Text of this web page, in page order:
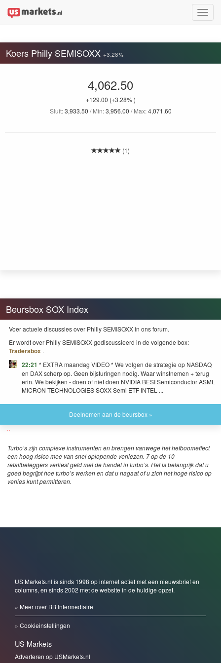
Toggle
Koers Philly SEMISOXX +3.28%
4,062.50
+129.00 (+3.28% )
Sluit:3,933.50 / Min:3,956.00 / Max:4,071.60
(1)
Beursbox SOX Index
Voer actuele discussies over Philly SEMISOXX in ons forum.
Er wordt over Philly SEMISOXX gediscussieerd in de volgende box:
Tradersbox .
22:21 * EXTRA maandag VIDEO * We volgen de strategie op NASDAQ
en DAX scherp op. Geen bijsturingen nodig. Waar winstnemen + terug
erin. We bekijken - doen of niet doen NVIDIA BESI Semiconductor ASML
MICRON TECHNOLOGIES SOXX Semi ETF INTEL ...
Deelnemen aan de beursbox »
Turbo’s zijn complexe instrumenten en brengen vanwege het hefboomeffect
een hoog risico mee van snel oplopende verliezen. 7 op de 10
retailbeleggers verliest geld met de handel in turbo’s. Het is belangrijk dat u
goed begrijpt hoe turbo’s werken en dat u nagaat of u zich het hoge risico op
verlies kunt permitteren.
US Markets.nl is sinds 1998 op internet actief met een nieuwsbrief en
columns, en sinds 2002 met de website in de huidige opzet.
» Meer over BB Intermediaire
» Cookieinstellingen
US Markets
Adverteren op USMarkets.nl